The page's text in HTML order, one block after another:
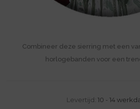
Combineer deze sierring met een
horlogebanden voor een
Levertijd: 10 - 14